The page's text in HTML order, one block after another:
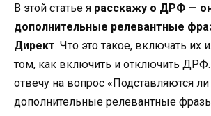
В этой статье я расскажу о ДРФ —
дополнительные релевантные
Директ. Что это такое, включать их
том, как включить и отключить
отвечу на вопрос «Подставляются ли
дополнительные релевантные